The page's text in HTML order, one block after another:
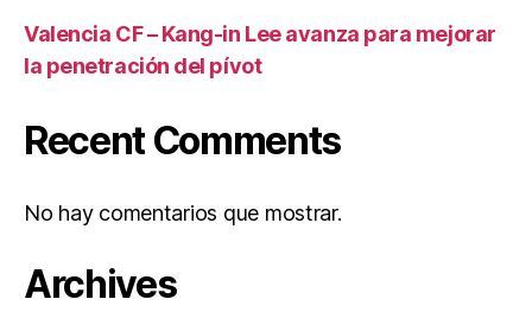
Valencia CF – Kang-in Lee avanza para mejorar
la penetración del pívot
Recent Comments
No hay comentarios que mostrar.
Archives